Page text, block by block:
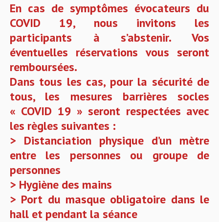
En cas de symptômes évocateurs du
COVID 19, nous invitons les
participants à s’abstenir. Vos
éventuelles réservations vous seront
remboursées.
Dans tous les cas, pour la sécurité de
tous, les mesures barrières socles
« COVID 19 » seront respectées avec
les règles suivantes :
> Distanciation physique d’un mètre
entre les personnes ou groupe de
personnes
> Hygiène des mains
> Port du masque obligatoire dans le
hall et pendant la séance